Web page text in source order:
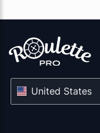
United States